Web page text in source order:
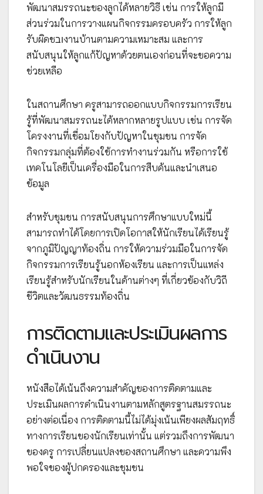
พัฒนาสมรรถนะของลูกได้หลายวิธี เช่น การให้ลูกมี
ส่วนร่วมในการวางแผนกิจกรรมครอบครัว การให้ลูก
รับผิดชובงานบ้านตามความเหมาะสม และการ
สนับสนุนให้ลูกแก้ปัญหาด้วยตนเองก่อนที่จะขอความ
ช่วยเหลือ
ในสถานศึกษา ครูสามารถออกแบบกิจกรรมการเรียน
รู้ที่พัฒนาสมรรถนะได้หลากหลายรูปแบบ เช่น การจัด
โครงงานที่เชื่อมโยงกับปัญหาในชุมชน การจัด
กิจกรรมกลุ่มที่ต้องใช้การทำงานร่วมกัน หรือการใช้
เทคโนโลยีเป็นเครื่องมือในการสืบค้นและนำเสนอ
ข้อมูล
สำหรับชุมชน การสนับสนุนการศึกษาแบบใหม่นี้
สามารถทำได้โดยการเปิดโอกาสให้นักเรียนได้เรียนรู้
จากภูมิปัญญาท้องถิ่น การให้ความร่วมมือในการจัด
กิจกรรมการเรียนรู้นอกห้องเรียน และการเป็นแหล่ง
เรียนรู้สำหรับนักเรียนในด้านต่างๆ ที่เกี่ยวข้องกับวิถี
ชีวิตและวัฒนธรรมท้องถิ่น
การติดตามและประเมินผลการ
ดำเนินงาน
หนังสือได้เน้นถึงความสำคัญของการติดตามและ
ประเมินผลการดำเนินงานตามหลักสูตรฐานสมรรถนะ
อย่างต่อเนื่อง การติดตามนี้ไม่ได้มุ่งเน้นเพียงผลสัมฤทธิ์
ทางการเรียนของนักเรียนเท่านั้น แต่รวมถึงการพัฒนา
ของครู การเปลี่ยนแปลงของสถานศึกษา และความพึง
พอใจของผู้ปกครองและชุมชน